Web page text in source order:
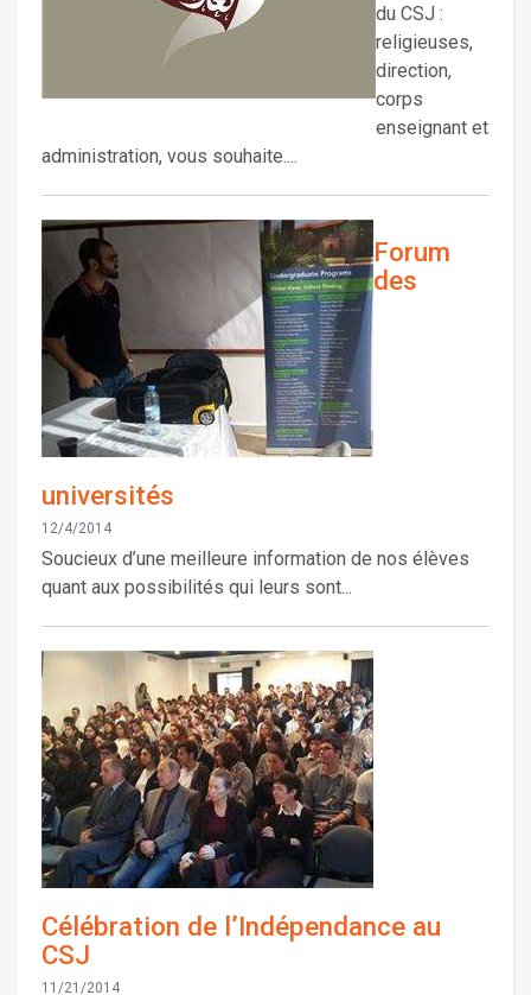
du CSJ :
religieuses,
direction,
corps
enseignant et
administration, vous souhaite....
Forum
des
universités
12/4/2014
Soucieux d’une meilleure information de nos élèves
quant aux possibilités qui leurs sont...
Célébration de l’Indépendance au
CSJ
11/21/2014